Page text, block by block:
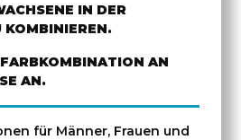
IN DER
KOMBINIEREN.
AN
AN.
für Männer, Frauen und